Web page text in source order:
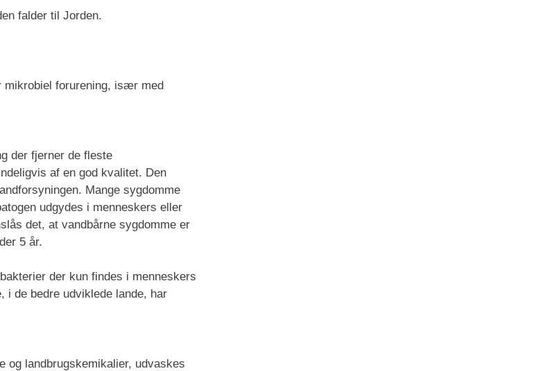
falder til Jorden.
mikrobiel forurening, især med
der fjerner de fleste
af en god kvalitet. Den
Mange sygdomme
udgydes i menneskers eller
det, at vandbårne sygdomme er
5 år.
der kun findes i menneskers
i de bedre udviklede lande, har
og landbrugskemikalier, udvaskes